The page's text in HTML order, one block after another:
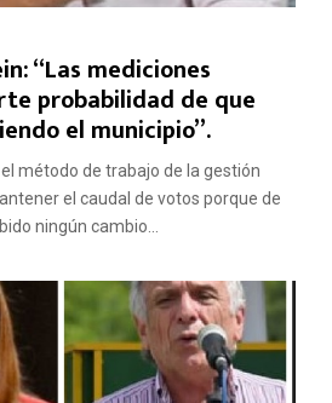
“Las mediciones
probabilidad de que
el municipio”.
método de trabajo de la gestión
el caudal de votos porque de
ningún cambio...